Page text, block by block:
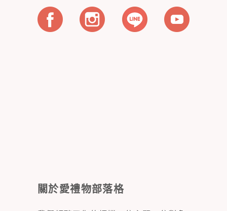
關於愛禮物部落格